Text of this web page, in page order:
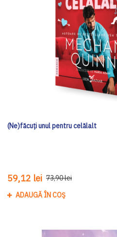
(Ne)făcuți unul pentru celălalt
59,12 lei 73,90 lei
ADAUGĂ ÎN COȘ